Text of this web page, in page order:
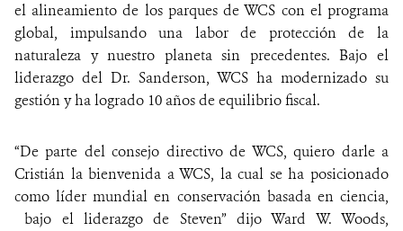
el alineamiento de los parques de WCS con el programa
global, impulsando una labor de protección de la
naturaleza y nuestro planeta sin precedentes. Bajo el
liderazgo del Dr. Sanderson, WCS ha modernizado su
gestión y ha logrado 10 años de equilibrio fiscal.
“De parte del consejo directivo de WCS, quiero darle a
Cristián la bienvenida a WCS, la cual se ha posicionado
como líder mundial en conservación basada en ciencia,
bajo el liderazgo de Steven” dijo Ward W. Woods,